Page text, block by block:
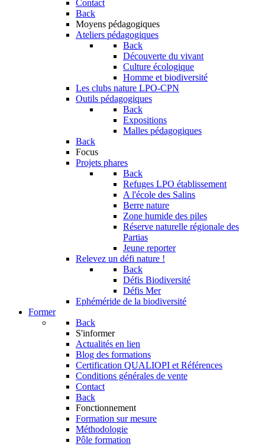
Contact
Back
Moyens pédagogiques
Ateliers pédagogiques
Back
Découverte du vivant
Culture écologique
Homme et biodiversité
Les clubs nature LPO-CPN
Outils pédagogiques
Back
Expositions
Malles pédagogiques
Back
Focus
Projets phares
Back
Refuges LPO établissement
A l'école des Salins
Berre nature
Zone humide des piles
Réserve naturelle régionale des
Partias
Jeune reporter
Relevez un défi nature !
Back
Défis Biodiversité
Défis Mer
Ephéméride de la biodiversité
Former
Back
S'informer
Actualités en lien
Blog des formations
Certification QUALIOPI et Références
Conditions générales de vente
Contact
Back
Fonctionnement
Formation sur mesure
Méthodologie
Pôle formation